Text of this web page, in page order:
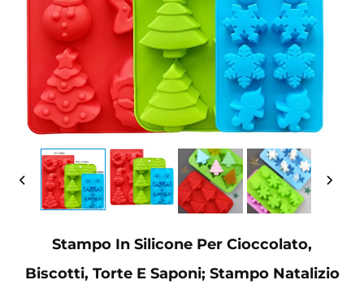
Stampo In Silicone Per Cioccolato,
Biscotti, Torte E Saponi; Stampo Natalizio